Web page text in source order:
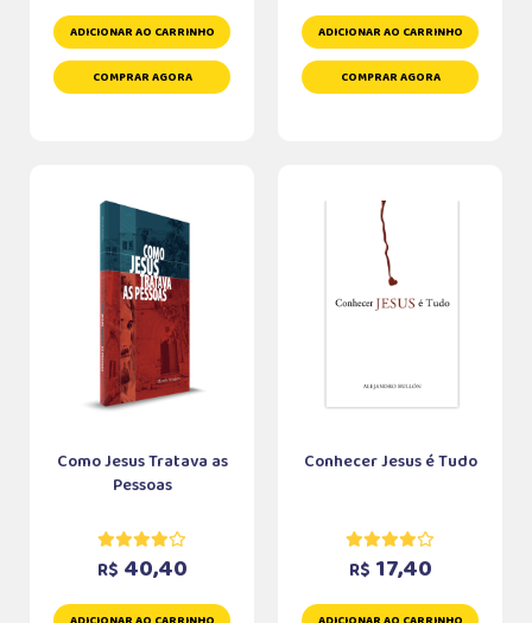
ADICIONAR AO CARRINHO
COMPRAR AGORA
ADICIONAR AO CARRINHO
COMPRAR AGORA
Como Jesus Tratava as
Pessoas
R$ 40,40
Conhecer Jesus é Tudo
R$ 17,40